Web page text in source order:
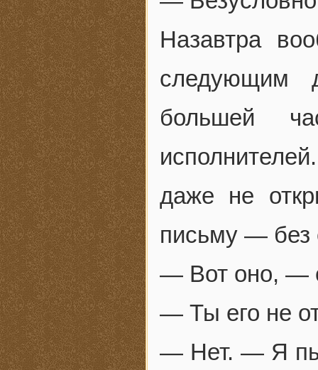
Назавтра
следующим
большей
даже не
письму — без
— Вот оно, —
— Ты его не
— Нет. — Я